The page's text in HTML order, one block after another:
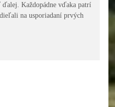
ďalej. Každopádne vďaka patrí
na usporiadaní prvých